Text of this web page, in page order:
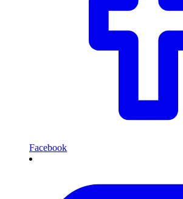
Facebook